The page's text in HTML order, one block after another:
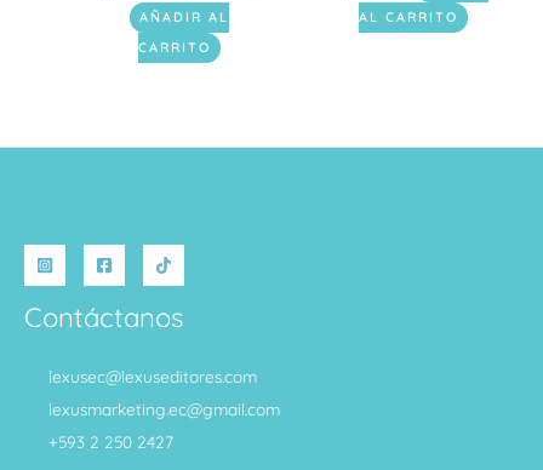
AÑADIR AL
CARRITO
AL CARRITO
Contáctanos
lexusec@lexuseditores.com
lexusmarketing.ec@gmail.com
+593 2 250 2427